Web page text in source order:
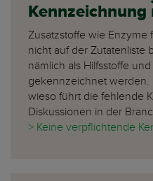
Zusatzstoffe wie Enzyme
nicht auf der Zutatenliste
nämlich als Hilfsstoffe
gekennzeichnet werden.
wieso führt die fehlende
Diskussionen in der
> Keine verpflichtende